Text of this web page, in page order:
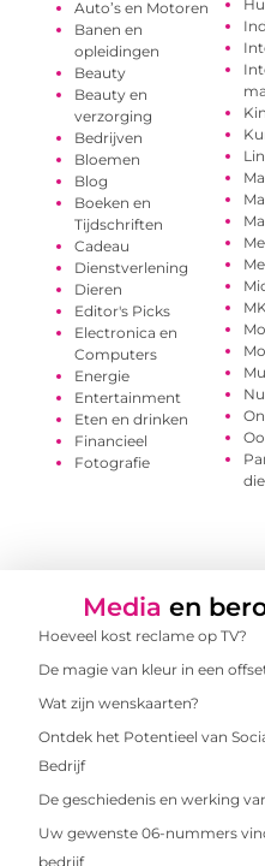
Auto’s en Motoren
Banen en
opleidingen
Beauty
Beauty en
verzorging
Bedrijven
Bloemen
Blog
Boeken en
Tijdschriften
Cadeau
Dienstverlening
Dieren
Editor's Picks
Electronica en
Computers
Energie
Entertainment
Eten en drinken
Financieel
Fotografie
Media en
Hoeveel kost reclame op TV?
De magie van kleur in een
Wat zijn wenskaarten?
Ontdek het Potentieel van
Bedrijf
De geschiedenis en werking
Uw gewenste 06-nummers
bedrijf